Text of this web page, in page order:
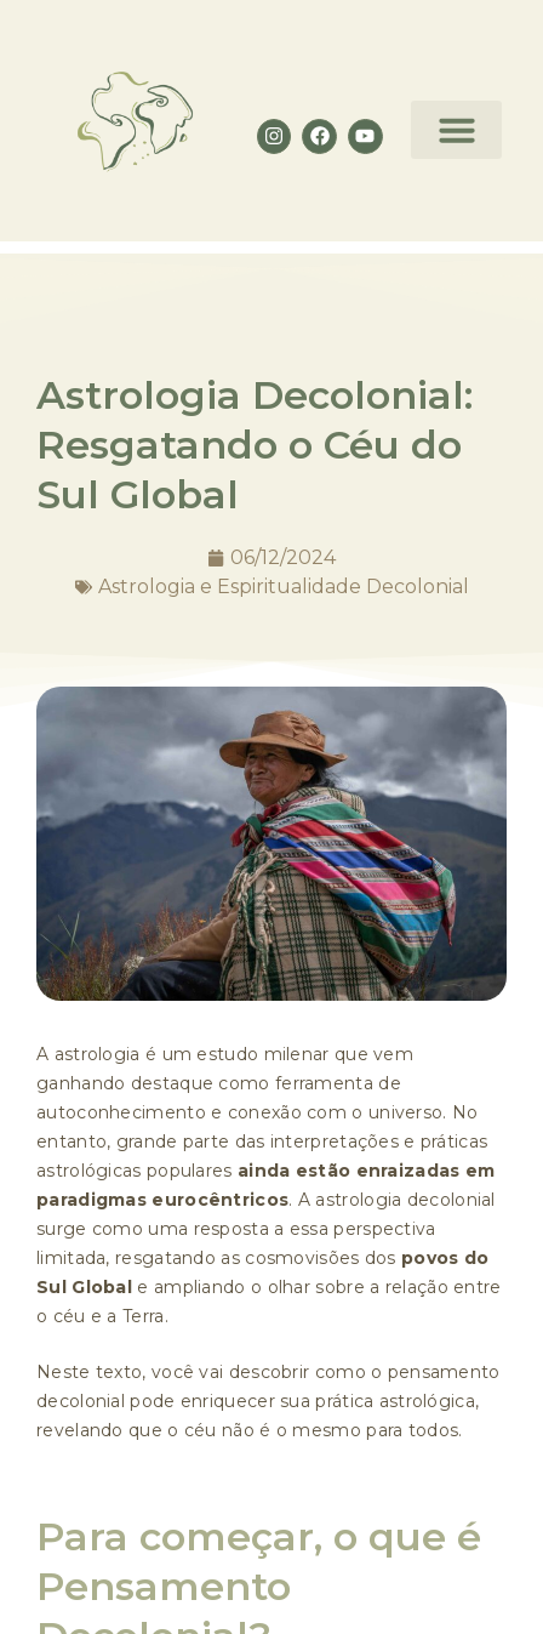
Astrologia Decolonial:
Resgatando o Céu do
Sul Global
06/12/2024
Astrologia e Espiritualidade Decolonial
A astrologia é um estudo milenar que vem
ganhando destaque como ferramenta de
autoconhecimento e conexão com o universo. No
entanto, grande parte das interpretações e práticas
astrológicas populares ainda estão enraizadas em
paradigmas eurocêntricos. A astrologia decolonial
surge como uma resposta a essa perspectiva
limitada, resgatando as cosmovisões dos povos do
Sul Global e ampliando o olhar sobre a relação entre
o céu e a Terra.
Neste texto, você vai descobrir como o pensamento
decolonial pode enriquecer sua prática astrológica,
revelando que o céu não é o mesmo para todos.
Para começar, o que é
Pensamento